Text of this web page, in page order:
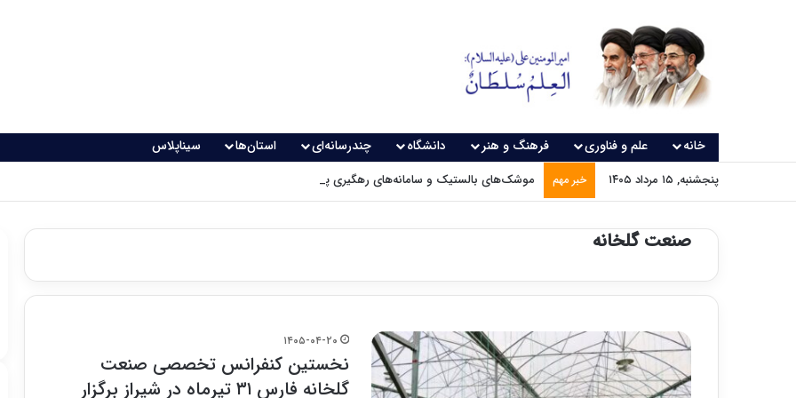
خانه علم و فناوری فرهنگ و هنر دانشگاه چندرسانه‌ای استان‌ها سیناپلاس
پنجشنبه, ۱۵ مرداد ۱۴۰۵ خبر مهم موشک‌های بالستیک و سامانه‌های رهگیری پدافندی چگونه کار می کنند؟
صنعت گلخانه
۱۴۰۵-۰۴-۲۰
نخستین کنفرانس تخصصی صنعت
گلخانه فارس ۳۱ تیرماه در شیراز برگزار